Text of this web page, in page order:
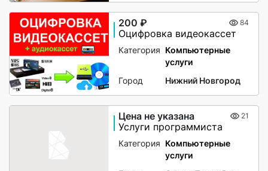
200 ₽ 84
Оцифровка видеокассет
Категория Компьютерные
услуги
Город
Нижний Новгород
Цена не указана 21
Услуги программиста
Категория Компьютерные
услуги